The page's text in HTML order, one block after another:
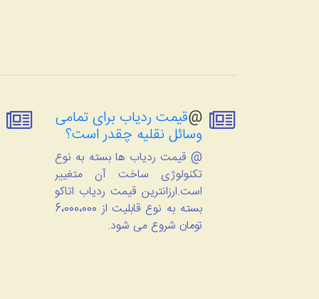
@قیمت ردیاب برای تمامی
وسائل نقلیه چقدر است؟
@ قیمت ردیاب ها بسته به نوع
تکنولوژی ساخت آن متغییر
است.ارزانترین قیمت ردیاب اتاکو
بسته به نوع قابلیت از 6،000،000
تومان شروع می شود.